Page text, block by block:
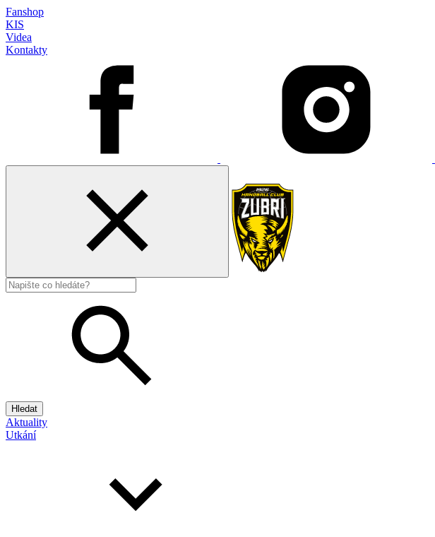
Fanshop
KIS
Videa
Kontakty
Hledat
Aktuality
Utkání